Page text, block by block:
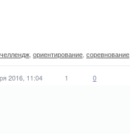
ориентирование соревнование
2016, 11:04 1 0